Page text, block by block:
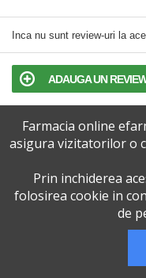
Inca nu sunt review-uri la
ADAUGA UN
TERMENI SI CONDITII
POLITICA DE
VERSIUNEA DESKTOP
Dreptul de autor © efarma.ro -
Farmacia online
asigura vizitatorilor o
Prin inchiderea
folosirea cookie in
de